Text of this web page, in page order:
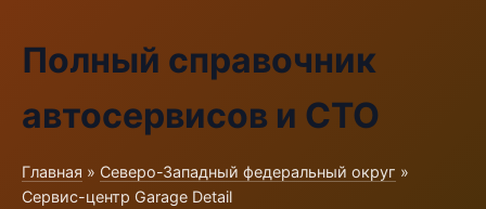
Полный справочник
автосервисов и СТО
Главная » Северо-Западный федеральный округ »
Сервис-центр Garage Detail